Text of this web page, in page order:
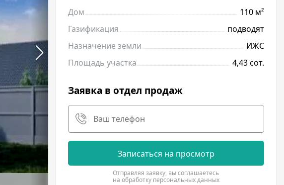
Дом
110 м²
Газификация
подводят
Назначение земли
ИЖС
Площадь участка
4,43 сот.
Заявка в отдел продаж
Записаться на просмотр
Отправляя заявку, вы соглашаетесь
на обработку персональных данных